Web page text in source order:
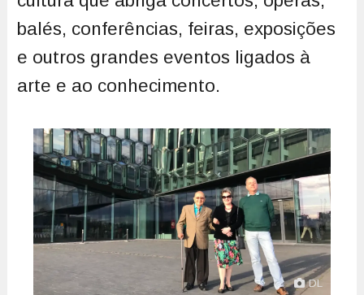
balés, conferências, feiras, exposições
e outros grandes eventos ligados à
arte e ao conhecimento.
DL